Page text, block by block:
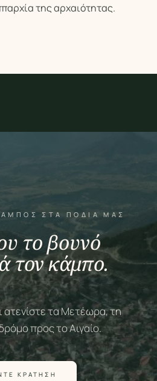
της αρχαιότητας.
ΣΤΑ ΠΌΔΙΑ ΜΑΣ
το βουνό
τον κάμπο.
ατενίστε τα Μετέωρα, τη
προς το Αιγαίο.
ΚΡΆΤΗΣΗ